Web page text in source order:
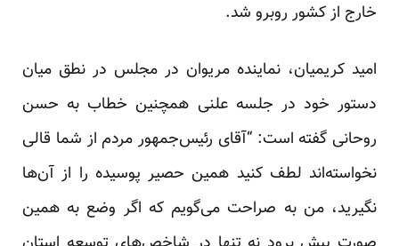
خارج از کشور روبرو شد.
امید کریمیان، نماینده مریوان در مجلس در نطق میان
دستور خود در جلسه علنی همچنین خطاب به حسن
روحانی گفته است:‌ “آقای رئیس‌جمهور مردم از شما قالی
نخواسته‌اند لطف کنید همین حصیر پوسیده را از آن‌ها
نگیرید، من به صراحت می‌گویم که اگر وضع به همین